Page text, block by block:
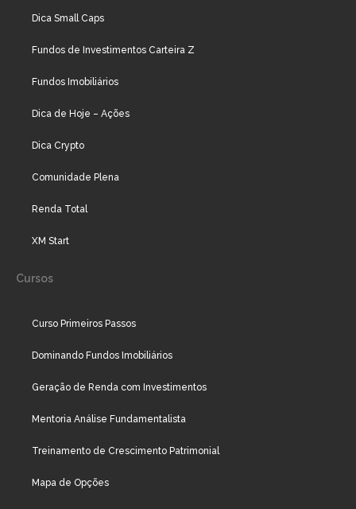
Dica Small Caps
Fundos de Investimentos Carteira Z
Fundos Imobiliários
Dica de Hoje – Ações
Dica Crypto
Comunidade Plena
Renda Total
XM Start
Cursos
Curso Primeiros Passos
Dominando Fundos Imobiliários
Geração de Renda com Investimentos
Mentoria Análise Fundamentalista
Treinamento de Crescimento Patrimonial
Mapa de Opções